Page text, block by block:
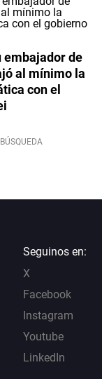
embajador de
al mínimo la
con el
Seguinos en:
X
Facebook
Instagram
Youtube
LinkedIn